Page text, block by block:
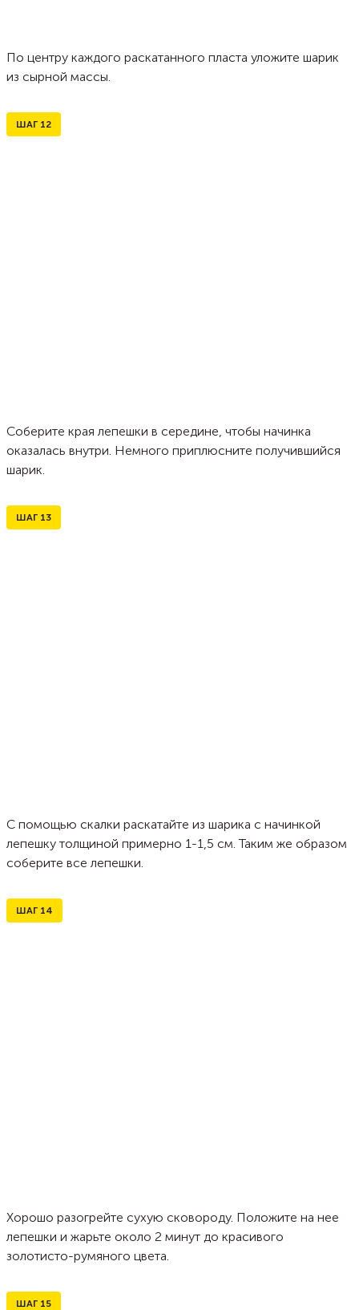
По центру каждого раскатанного пласта уложите шарик
из сырной массы.
ШАГ 12
Соберите края лепешки в середине, чтобы начинка
оказалась внутри. Немного приплюсните получившийся
шарик.
ШАГ 13
С помощью скалки раскатайте из шарика с начинкой
лепешку толщиной примерно 1-1,5 см. Таким же образом
соберите все лепешки.
ШАГ 14
Хорошо разогрейте сухую сковороду. Положите на нее
лепешки и жарьте около 2 минут до красивого
золотисто-румяного цвета.
ШАГ 15